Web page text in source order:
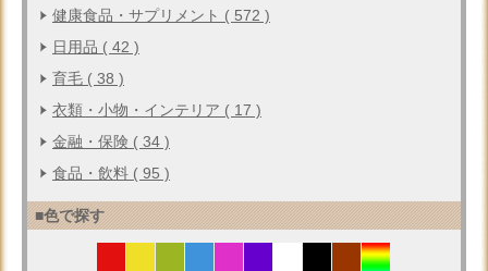
健康食品・サプリメント ( 572 )
日用品 ( 42 )
育毛 ( 38 )
衣類・小物・インテリア ( 17 )
金融・保険 ( 34 )
食品・飲料 ( 95 )
■色で探す